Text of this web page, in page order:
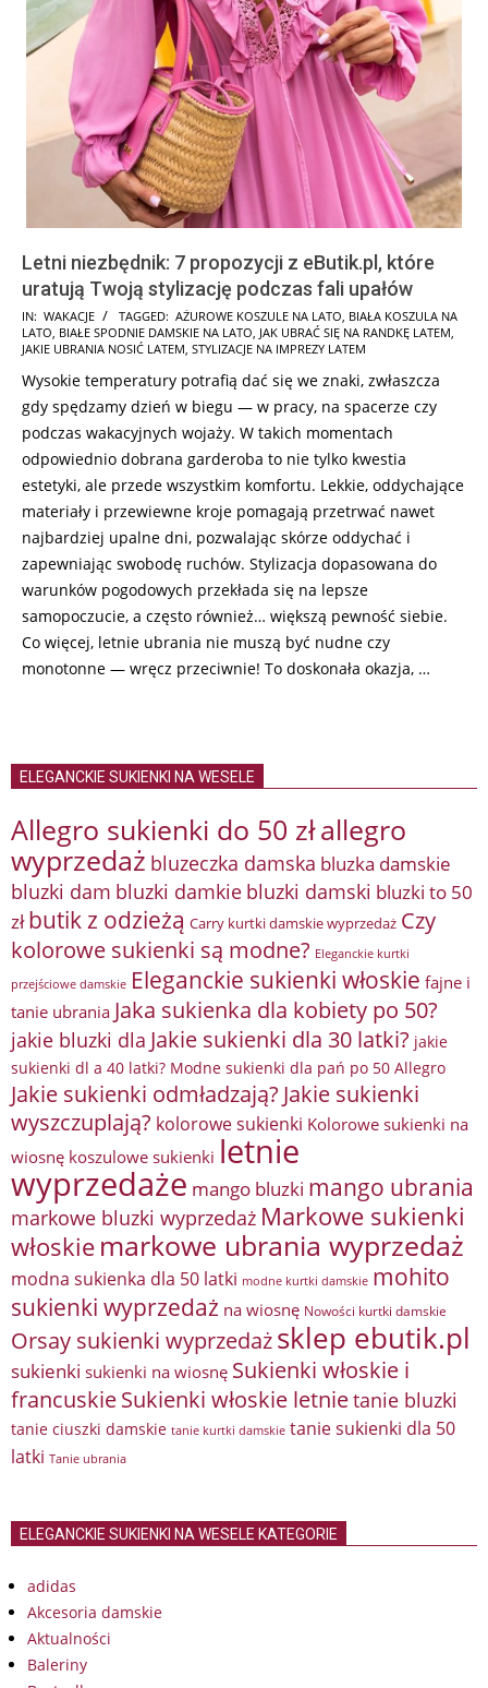
Letni niezbędnik: 7 propozycji z eButik.pl, które
uratują Twoją stylizację podczas fali upałów
2025-
07-
IN: WAKACJE TAGGED: AŻUROWE KOSZULE NA LATO BIAŁA KOSZULA NA
LATO BIAŁE SPODNIE DAMSKIE NA LATO JAK UBRAĆ SIĘ NA RANDKĘ LATEM
JAKIE UBRANIA NOSIĆ LATEM STYLIZACJE NA IMPREZY LATEM
Wysokie temperatury potrafią dać się we znaki, zwłaszcza
gdy spędzamy dzień w biegu — w pracy, na spacerze czy
podczas wakacyjnych wojaży. W takich momentach
odpowiednio dobrana garderoba to nie tylko kwestia
estetyki, ale przede wszystkim komfortu. Lekkie, oddychające
materiały i przewiewne kroje pomagają przetrwać nawet
najbardziej upalne dni, pozwalając skórze oddychać i
zapewniając swobodę ruchów. Stylizacja dopasowana do
warunków pogodowych przekłada się na lepsze
samopoczucie, a często również… większą pewność siebie.
Co więcej, letnie ubrania nie muszą być nudne czy
monotonne — wręcz przeciwnie! To doskonała okazja, …
ELEGANCKIE SUKIENKI NA WESELE
Allegro sukienki do 50 złallegro
wyprzedaż bluzeczka damska bluzka damskie
bluzki dam bluzki damkie bluzki damski bluzki to 50
zł butik z odzieżą Carry kurtki damskie wyprzedaż Czy
kolorowe sukienki są modne? Eleganckie kurtki
przejściowe damskie Eleganckie sukienki włoskie fajne i
tanie ubrania Jaka sukienka dla kobiety po 50?
jakie bluzki dla Jakie sukienki dla 30 latki? jakie
sukienki dl a 40 latki? Modne sukienki dla pań po 50 Allegro
Jakie sukienki odmładzają? Jakie sukienki
wyszczuplają? kolorowe sukienki Kolorowe sukienki na
wiosnę koszulowe sukienki letnie
wyprzedaże mango bluzki mango ubrania
markowe bluzki wyprzedaż Markowe sukienki
włoskie markowe ubrania wyprzedaż
modna sukienka dla 50 latki modne kurtki damskie mohito
sukienki wyprzedaż na wiosnę Nowości kurtki damskie
Orsay sukienki wyprzedażsklep ebutik.pl
sukienki sukienki na wiosnę Sukienki włoskie i
francuskieSukienki włoskie letnietanie bluzki
tanie ciuszki damskie tanie kurtki damskie tanie sukienki dla 50
latki Tanie ubrania
ELEGANCKIE SUKIENKI NA WESELE KATEGORIE
adidas
Akcesoria damskie
Aktualności
Baleriny